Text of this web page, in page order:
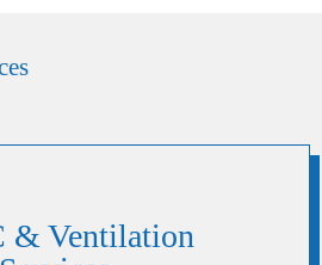
& Ventilation